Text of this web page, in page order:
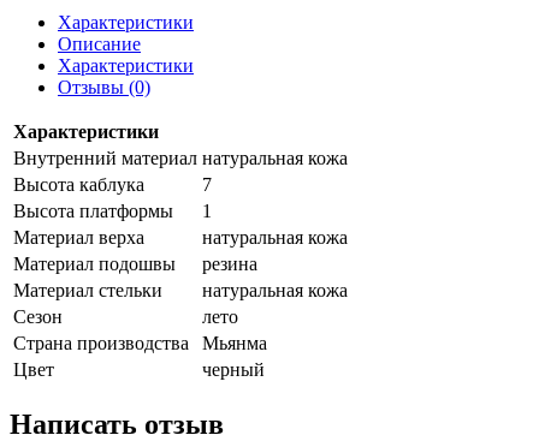
Характеристики
Описание
Характеристики
Отзывы (0)
Характеристики
Внутренний материал натуральная кожа
Высота каблука
7
Высота платформы
1
Материал верха
натуральная кожа
Материал подошвы
резина
Материал стельки
натуральная кожа
Сезон
лето
Страна производства
Мьянма
Цвет
черный
Написать отзыв